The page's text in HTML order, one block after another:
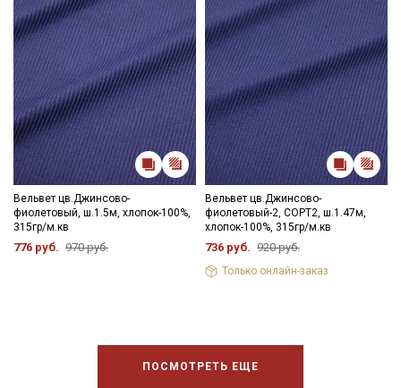
Вельвет цв.Джинсово-
фиолетовый, ш.1.5м, хлопок-100%,
315гр/м.кв
776 руб. 970 руб.
Вельвет цв.Джинсово-
фиолетовый-2, СОРТ2, ш.1.47м,
хлопок-100%, 315гр/м.кв
736 руб. 920 руб.
Только онлайн-заказ
ПОСМОТРЕТЬ ЕЩЕ